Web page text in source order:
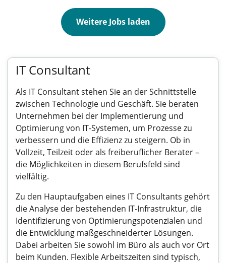
Weitere Jobs laden
IT Consultant
Als IT Consultant stehen Sie an der Schnittstelle
zwischen Technologie und Geschäft. Sie beraten
Unternehmen bei der Implementierung und
Optimierung von IT-Systemen, um Prozesse zu
verbessern und die Effizienz zu steigern. Ob in
Vollzeit, Teilzeit oder als freiberuflicher Berater –
die Möglichkeiten in diesem Berufsfeld sind
vielfältig.
Zu den Hauptaufgaben eines IT Consultants gehört
die Analyse der bestehenden IT-Infrastruktur, die
Identifizierung von Optimierungspotenzialen und
die Entwicklung maßgeschneiderter Lösungen.
Dabei arbeiten Sie sowohl im Büro als auch vor Ort
beim Kunden. Flexible Arbeitszeiten sind typisch,